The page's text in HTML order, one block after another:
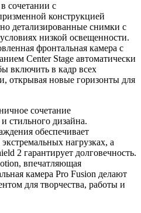
сочетании с
конструкцией
детализированные снимки с
низкой освещенности.
фронтальная камера с
Center Stage автоматически
включить в кадр всех
открывая новые горизонты для
сочетание
стильного дизайна.
обеспечивает
нагрузках, а
2 гарантирует долговечность.
впечатляющая
камера Pro Fusion делают
для творчества, работы и